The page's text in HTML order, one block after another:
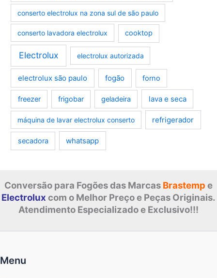
conserto electrolux na zona sul de são paulo
conserto lavadora electrolux cooktop
Electrolux electrolux autorizada
electrolux são paulo fogão forno
freezer frigobar geladeira lava e seca
máquina de lavar electrolux conserto refrigerador
secadora whatsapp
Conversão para Fogões das Marcas Brastemp e
Electrolux com o Melhor Preço e Peças Originais.
Atendimento Especializado e Exclusivo!!!
Menu